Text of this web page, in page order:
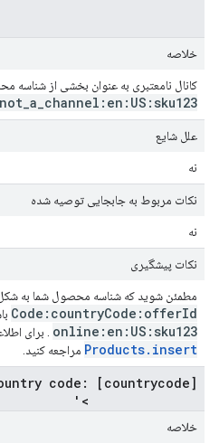
خلاصه
کانال نامعتبری به عنوان بخشی از شناسه
not a channel:en:US:sku123
علل شایع
نه
نکات مربوط به جابجایی توصیه شده
نه
نکات پیشگیری
مطمئن شوید که شناسه محصول شما به شکل
Code:countryCode:offerId
online:en:US:sku123 . برای
Products.insert مراجعه کنید.
country code:
خلاصه